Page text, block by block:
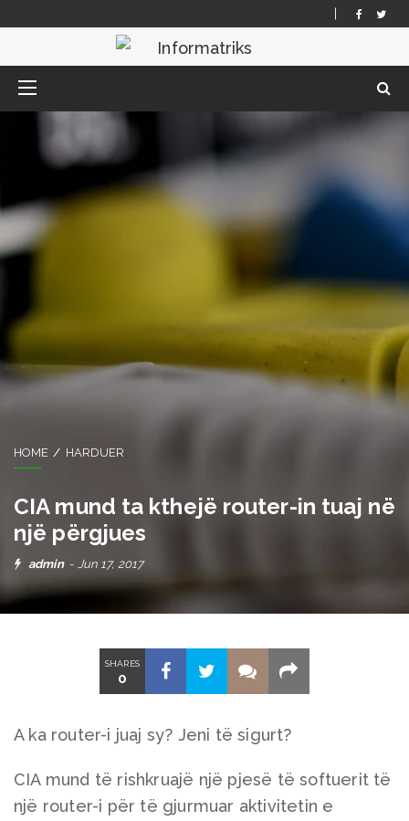
HOME HARDUER
CIA mund ta kthejë router-in tuaj në
një përgjues
admin Jun 17, 2017
SHARES
0
A ka router-i juaj sy? Jeni të sigurt?
CIA mund të rishkruajë një pjesë të softuerit të
një router-i për të gjurmuar aktivitetin e